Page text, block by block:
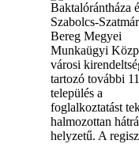
Baktalórántháza
Szabolcs-
Bereg Megyei
Munkaügyi
városi
tartozó további 11
település a
foglalkoztatást
halmozottan
helyzetű. A